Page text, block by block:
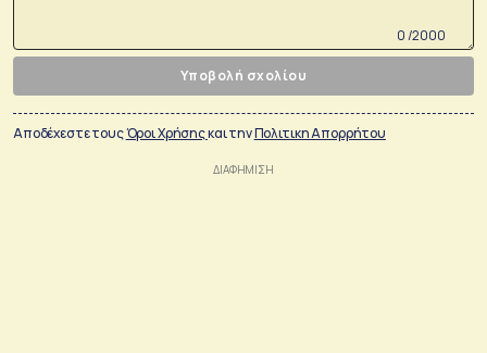
0 /2000
Υποβολή σχολίου
Αποδέχεστε τουςΌροι Χρήσηςκαι τηνΠολιτικη Απορρήτου